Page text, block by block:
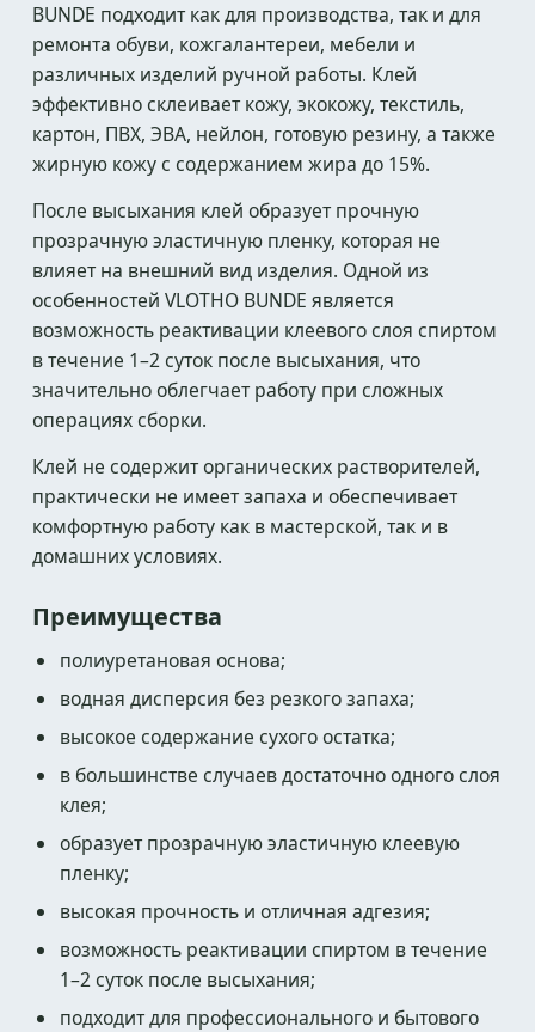
BUNDE подходит как для производства, так и для
ремонта обуви, кожгалантереи, мебели и
различных изделий ручной работы. Клей
эффективно склеивает кожу, экокожу, текстиль,
картон, ПВХ, ЭВА, нейлон, готовую резину, а также
жирную кожу с содержанием жира до 15%.
После высыхания клей образует прочную
прозрачную эластичную пленку, которая не
влияет на внешний вид изделия. Одной из
особенностей VLOTHO BUNDE является
возможность реактивации клеевого слоя спиртом
в течение 1–2 суток после высыхания, что
значительно облегчает работу при сложных
операциях сборки.
Клей не содержит органических растворителей,
практически не имеет запаха и обеспечивает
комфортную работу как в мастерской, так и в
домашних условиях.
Преимущества
полиуретановая основа;
водная дисперсия без резкого запаха;
высокое содержание сухого остатка;
в большинстве случаев достаточно одного слоя
клея;
образует прозрачную эластичную клеевую
пленку;
высокая прочность и отличная адгезия;
возможность реактивации спиртом в течение
1–2 суток после высыхания;
подходит для профессионального и бытового